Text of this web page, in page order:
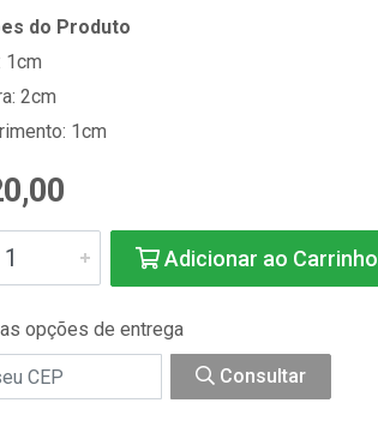
do Produto
1cm
2cm
1cm
Adicionar ao Carrinho
opções de entrega
Consultar